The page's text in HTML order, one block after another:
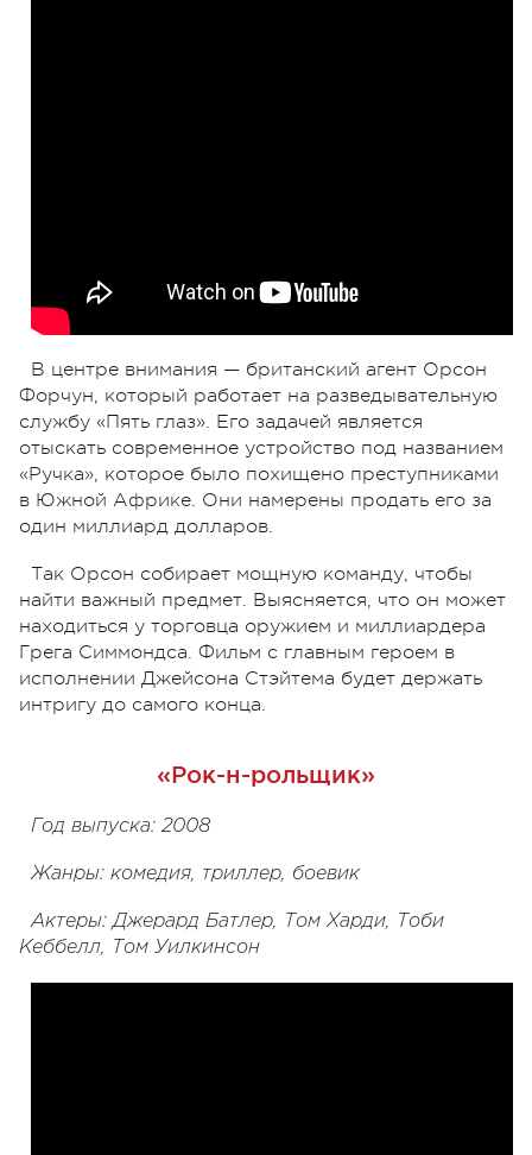
В центре внимания — британский агент Орсон
Форчун, который работает на разведывательную
службу «Пять глаз». Его задачей является
отыскать современное устройство под названием
«Ручка», которое было похищено преступниками
в Южной Африке. Они намерены продать его за
один миллиард долларов.
Так Орсон собирает мощную команду, чтобы
найти важный предмет. Выясняется, что он может
находиться у торговца оружием и миллиардера
Грега Симмондса. Фильм с главным героем в
исполнении Джейсона Стэйтема будет держать
интригу до самого конца.
«Рок-н-рольщик»
Год выпуска: 2008
Жанры: комедия, триллер, боевик
Актеры: Джерард Батлер, Том Харди, Тоби
Кеббелл, Том Уилкинсон